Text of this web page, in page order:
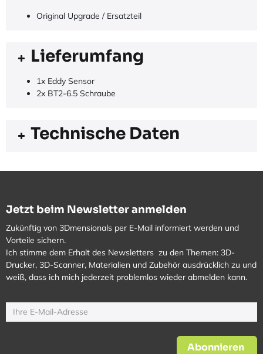
Original Upgrade / Ersatzteil
Lieferumfang
1x Eddy Sensor
2x BT2-6.5 Schraube
Technische Daten
Jetzt beim Newsletter anmelden
Zukünftig von 3Dmensionals per E-Mail informiert werden und
Vorteile sichern.
Ich stimme dem Erhalt des Newsletters zu den Themen: 3D-
Drucker, 3D-Scanner, Materialien und Zubehör ausdrücklich zu und
weiß, dass ich mich jederzeit problemlos wieder abmelden kann.
Abonnieren